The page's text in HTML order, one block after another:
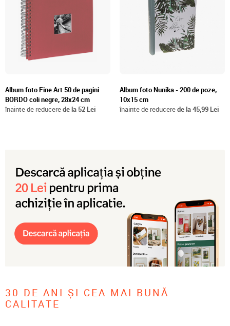
Album foto Fine Art 50 de pagini
BORDO coli negre, 28x24 cm
înainte de reducerede la 52 Lei
Album foto Nunika - 200 de poze,
10x15 cm
înainte de reducerede la 45,99 Lei
30 DE ANI ȘI CEA MAI BUNĂ
CALITATE